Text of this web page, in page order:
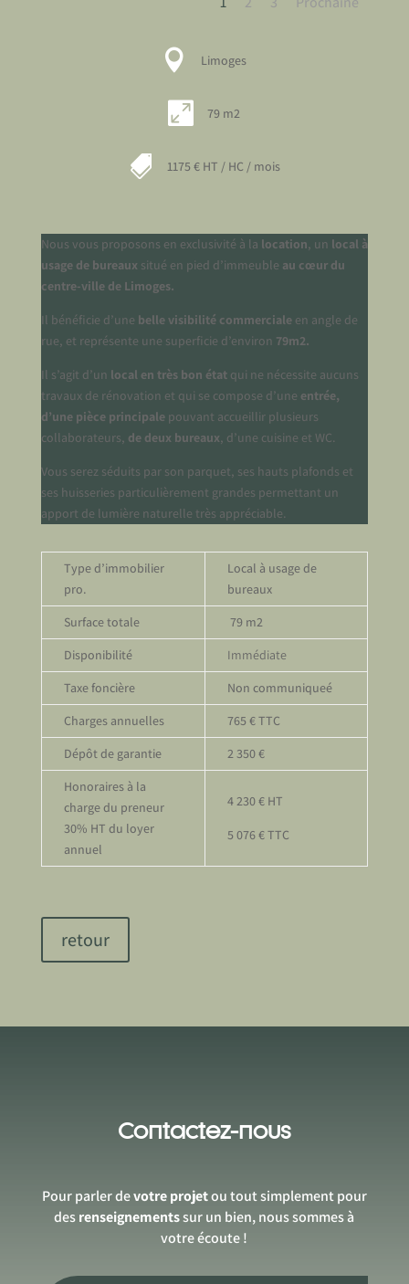
 Limoges
 79 m2
 1175 € HT / HC / mois
Nous vous proposons en exclusivité à la location, un local à
usage de bureaux situé en pied d’immeuble au cœur du
centre-ville de Limoges.
Il bénéficie d’une belle visibilité commerciale en angle de
rue, et représente une superficie d’environ 79m2.
Il s’agit d’un local en très bon étatqui ne nécessite aucuns
travaux de rénovation et qui se compose d’une entrée,
d’une pièce principale pouvant accueillir plusieurs
collaborateurs, de deux bureaux, d’une cuisine et WC.
Vous serez séduits par son parquet, ses hauts plafonds et
ses huisseries particulièrement grandes permettant un
apport de lumière naturelle très appréciable.
Type d’immobilier
pro.
Local à usage de
bureaux
Surface totale
79 m2
Disponibilité
Immédiate
Taxe foncière
Non communiqueé
Charges annuelles
765 € TTC
Dépôt de garantie
2 350 €
Honoraires à la
charge du preneur
30% HT du loyer
annuel
4 230 € HT
5 076 € TTC
retour
Contactez-nous
Pour parler devotre projetou tout simplement pour
desrenseignementssur un bien, nous sommes à
votre écoute !